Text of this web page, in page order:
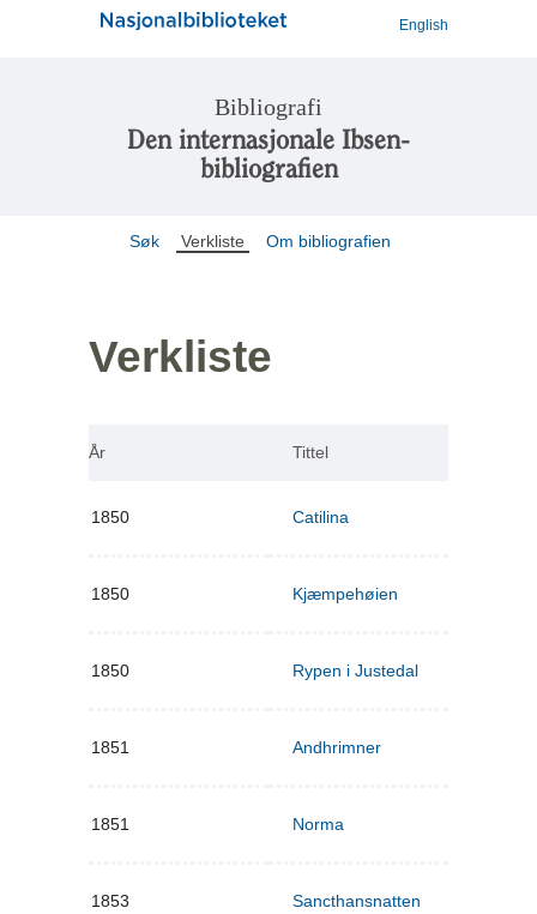
English
Bibliografi
Den internasjonale Ibsen-
bibliografien
Søk Verkliste Om bibliografien
Verkliste
År Tittel
1850 Catilina
1850 Kjæmpehøien
1850 Rypen i Justedal
1851 Andhrimner
1851 Norma
1853 Sancthansnatten